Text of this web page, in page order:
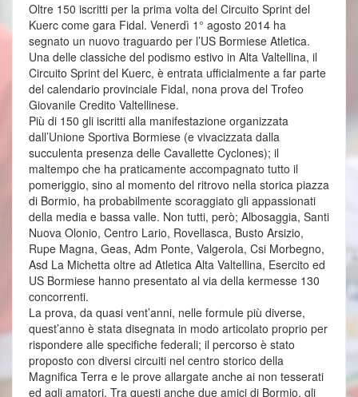
Oltre 150 iscritti per la prima volta del Circuito Sprint del
Kuerc come gara Fidal. Venerdì 1° agosto 2014 ha
segnato un nuovo traguardo per l’US Bormiese Atletica.
Una delle classiche del podismo estivo in Alta Valtellina, il
Circuito Sprint del Kuerc, è entrata ufficialmente a far parte
del calendario provinciale Fidal, nona prova del Trofeo
Giovanile Credito Valtellinese.
Più di 150 gli iscritti alla manifestazione organizzata
dall’Unione Sportiva Bormiese (e vivacizzata dalla
succulenta presenza delle Cavallette Cyclones); il
maltempo che ha praticamente accompagnato tutto il
pomeriggio, sino al momento del ritrovo nella storica piazza
di Bormio, ha probabilmente scoraggiato gli appassionati
della media e bassa valle. Non tutti, però; Albosaggia, Santi
Nuova Olonio, Centro Lario, Rovellasca, Busto Arsizio,
Rupe Magna, Geas, Adm Ponte, Valgerola, Csi Morbegno,
Asd La Michetta oltre ad Atletica Alta Valtellina, Esercito ed
US Bormiese hanno presentato al via della kermesse 130
concorrenti.
La prova, da quasi vent’anni, nelle formule più diverse,
quest’anno è stata disegnata in modo articolato proprio per
rispondere alle specifiche federali; il percorso è stato
proposto con diversi circuiti nel centro storico della
Magnifica Terra e le prove allargate anche ai non tesserati
ed agli amatori. Tra questi anche due amici di Bormio, gli